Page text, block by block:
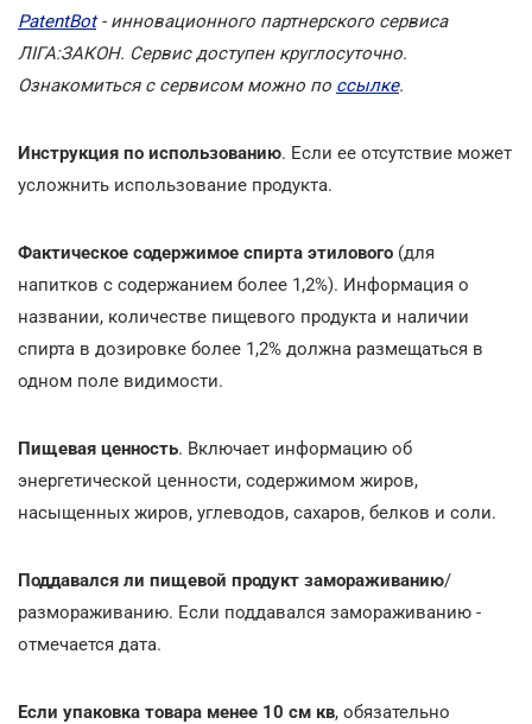
PatentBot- инновационного партнерского сервиса
ЛІГА:ЗАКОН. Сервис доступен круглосуточно.
Ознакомиться с сервисом можно по ссылке.
Инструкция по использованию. Если ее отсутствие может
усложнить использование продукта.
Фактическое содержимое спирта этилового (для
напитков с содержанием более 1,2%). Информация о
названии, количестве пищевого продукта и наличии
спирта в дозировке более 1,2% должна размещаться в
одном поле видимости.
Пищевая ценность. Включает информацию об
энергетической ценности, содержимом жиров,
насыщенных жиров, углеводов, сахаров, белков и соли.
Поддавался ли пищевой продукт замораживанию/
размораживанию. Если поддавался замораживанию -
отмечается дата.
Если упаковка товара менее 10 см кв, обязательно